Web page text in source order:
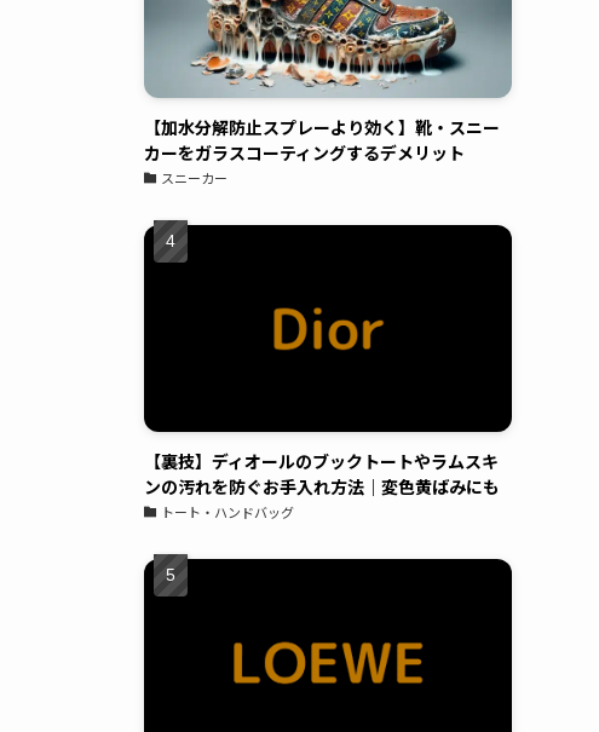
Shochan
00:07 29 Aug 22
バレンシアガのスニーカーの
のスニーカーならば、汚れたら買い替えればよ
いやという気持ちですが、高級ブランドのスニ
たいと思い依頼をしました。表面は、ガラス、
は、多少張りますが傷みや劣化を防ぎ長く履け
ると思えば惜しくないお金かと。綺麗に仕上げ
や、説明もしっかりしており、実際にコーティ
ングをお願いしたバック、時計、ゴルフクラ
ブ、iPhoneはしっかりと効果が出ているかと思
います。
See All Reviews
【加水分解防止スプレーより効く】靴・スニー
カーをガラスコーティングするデメリット
スニーカー
【裏技】ディオールのブックトートやラムスキ
ンの汚れを防ぐお手入れ方法｜変色黄ばみにも
トート・ハンドバッグ